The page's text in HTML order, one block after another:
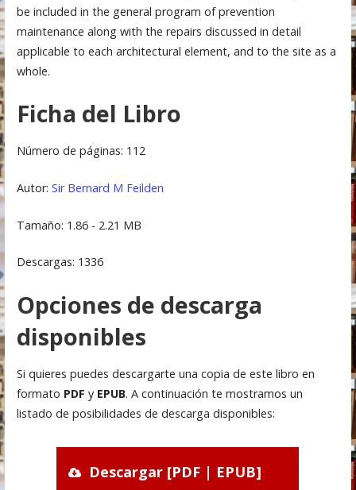
be included in the general program of prevention
maintenance along with the repairs discussed in detail
applicable to each architectural element, and to the site as a
whole.
Ficha del Libro
Número de páginas: 112
Autor: Sir Bernard M Feilden
Tamaño: 1.86 - 2.21 MB
Descargas: 1336
Opciones de descarga
disponibles
Si quieres puedes descargarte una copia de este libro en
formato PDF y EPUB. A continuación te mostramos un
listado de posibilidades de descarga disponibles:
Descargar [PDF | EPUB]